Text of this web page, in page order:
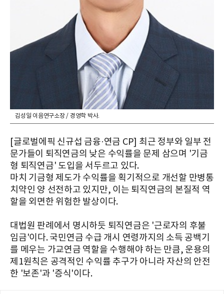
김성일 이음연구소장 / 경영학 박사.
[글로벌에픽 신규섭 금융·연금 CP] 최근 정부와 일부 전
문가들이 퇴직연금의 낮은 수익률을 문제 삼으며 '기금
형 퇴직연금' 도입을 서두르고 있다.
마치 기금형 제도가 수익률을 획기적으로 개선할 만병통
치약인 양 선전하고 있지만, 이는 퇴직연금의 본질적 역
할을 외면한 위험한 발상이다.
대법원 판례에서 명시하듯 퇴직연금은 '근로자의 후불
임금'이다. 국민연금 수급 개시 연령까지의 소득 공백기
를 메우는 가교연금 역할을 수행해야 하는 만큼, 운용의
제1원칙은 공격적인 수익률 추구가 아니라 자산의 안전
한 '보존'과 '증식'이다.